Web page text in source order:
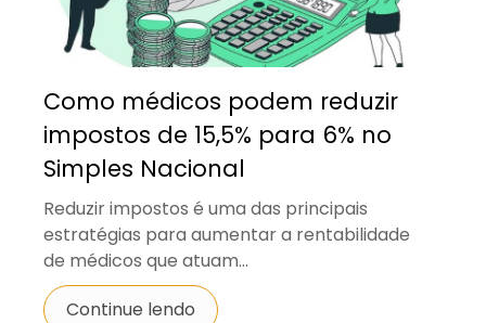
Como médicos podem reduzir
impostos de 15,5% para 6% no
Simples Nacional
Reduzir impostos é uma das principais
estratégias para aumentar a rentabilidade
de médicos que atuam...
Continue lendo